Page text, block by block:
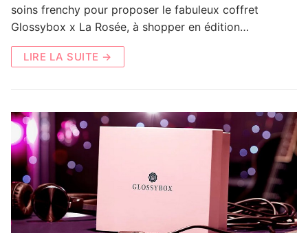
soins frenchy pour proposer le fabuleux coffret
Glossybox x La Rosée, à shopper en édition…
LIRE LA SUITE →